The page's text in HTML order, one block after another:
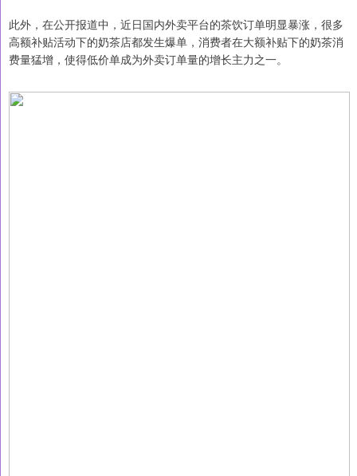
此外，在公开报道中，近日国内外卖平台的茶饮订单明显暴涨，很多
高额补贴活动下的奶茶店都发生爆单，消费者在大额补贴下的奶茶消
费量猛增，使得低价单成为外卖订单量的增长主力之一。